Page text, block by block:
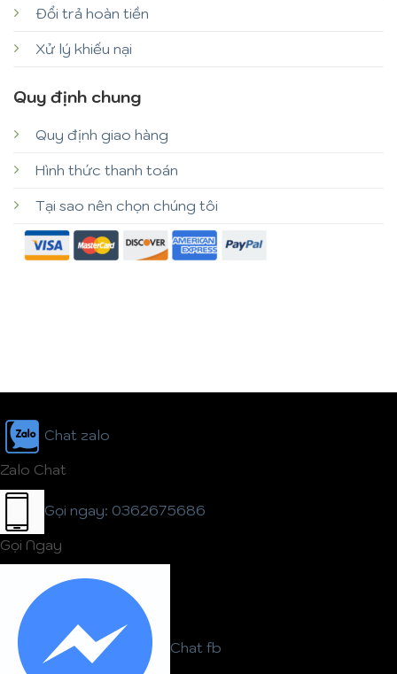
Đổi trả hoàn tiền
Xử lý khiếu nại
Quy định chung
Quy định giao hàng
Hình thức thanh toán
Tại sao nên chọn chúng tôi
Chat zalo
Zalo Chat
Gọi ngay: 0362675686
Gọi Ngay
Chat fb